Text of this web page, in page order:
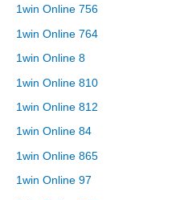
1win Online 756
1win Online 764
1win Online 8
1win Online 810
1win Online 812
1win Online 84
1win Online 865
1win Online 97